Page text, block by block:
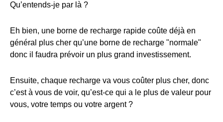
Qu’entends-je par là ?
Eh bien, une borne de recharge rapide coûte déjà en
général plus cher qu’une borne de recharge "normale"
donc il faudra prévoir un plus grand investissement.
Ensuite, chaque recharge va vous coûter plus cher, donc
c’est à vous de voir, qu’est-ce qui a le plus de valeur pour
vous, votre temps ou votre argent ?